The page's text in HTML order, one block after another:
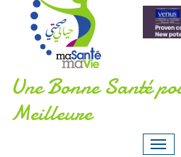
Une Bonne Santé
Meilleure